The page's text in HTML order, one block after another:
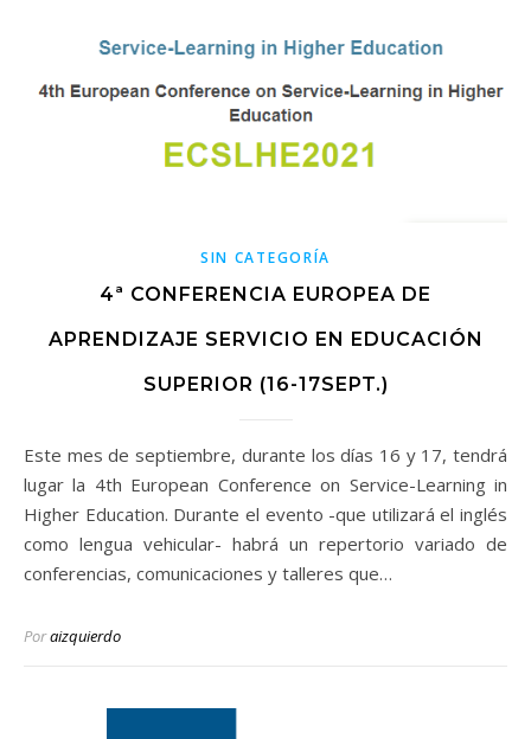
SIN CATEGORÍA
4ª CONFERENCIA EUROPEA DE
APRENDIZAJE SERVICIO EN EDUCACIÓN
SUPERIOR (16-17SEPT.)
Este mes de septiembre, durante los días 16 y 17, tendrá
lugar la 4th European Conference on Service-Learning in
Higher Education. Durante el evento -que utilizará el inglés
como lengua vehicular- habrá un repertorio variado de
conferencias, comunicaciones y talleres que…
Poraizquierdo